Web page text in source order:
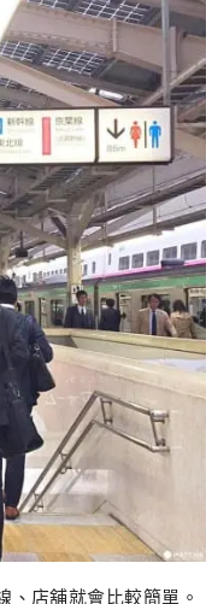
、店舖就會比較簡單。